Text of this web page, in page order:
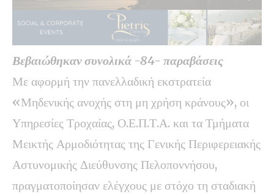
Βεβαιώθηκαν συνολικά -84- παραβάσεις
Με αφορμή την πανελλαδική εκστρατεία
«Μηδενικής ανοχής στη μη χρήση κράνους», οι
Υπηρεσίες Τροχαίας, Ο.Ε.Π.Τ.Α. και τα Τμήματα
Μεικτής Αρμοδιότητας της Γενικής Περιφερειακής
Αστυνομικής Διεύθυνσης Πελοποννήσου,
πραγματοποίησαν ελέγχους με στόχο τη σταδιακή